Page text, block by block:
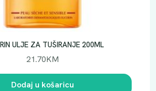
ULJE ZA TUŠIRANJE 200ML
21.70KM
Dodaj u košaricu